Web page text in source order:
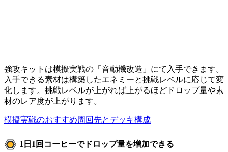
強攻キットは模擬実戦の「音動機改造」にて入手できます。
入手できる素材は構築したエネミーと挑戦レベルに応じて変
化します。挑戦レベルが上がれば上がるほどドロップ量や素
材のレア度が上がります。
模擬実戦のおすすめ周回先とデッキ構成
1日1回コーヒーでドロップ量を増加できる